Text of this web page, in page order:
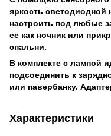
яркость светодиодной
настроить под любые
ее как ночник или
спальни.
В комплекте с лампой
подсоединить к
или павербанку.
Характеристики